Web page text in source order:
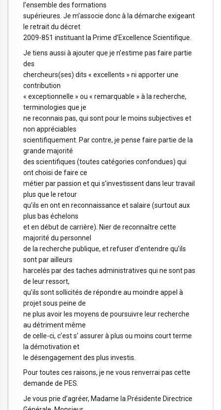
l’ensemble des formations
supérieures. Je m’associe donc à la démarche exigeant
le retrait du décret
2009-851 instituant la Prime d’Excellence Scientifique.
Je tiens aussi à ajouter que je n’estime pas faire partie
des
chercheurs(ses) dits « excellents » ni apporter une
contribution
« exceptionnelle » ou « remarquable » à la recherche,
terminologies que je
ne reconnais pas, qui sont pour le moins subjectives et
non appréciables
scientifiquement. Par contre, je pense faire partie de la
grande majorité
des scientifiques (toutes catégories confondues) qui
ont choisi de faire ce
métier par passion et qui s’investissent dans leur travail
plus que le retour
qu’ils en ont en reconnaissance et salaire (surtout aux
plus bas échelons
et en début de carrière). Nier de reconnaître cette
majorité du personnel
de la recherche publique, et refuser d’entendre qu’ils
sont par ailleurs
harcelés par des taches administratives qui ne sont pas
de leur ressort,
qu’ils sont sollicités de répondre au moindre appel à
projet sous peine de
ne plus avoir les moyens de poursuivre leur recherche
au détriment même
de celle-ci, c’est s’ assurer à plus ou moins court terme
la démotivation et
le désengagement des plus investis.
Pour toutes ces raisons, je ne vous renverrai pas cette
demande de PES.
Je vous prie d’agréer, Madame la Présidente Directrice